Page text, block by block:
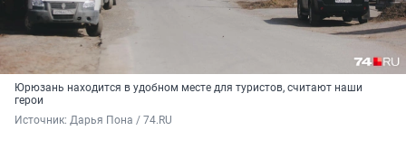
Юрюзань находится в удобном месте для туристов, считают наши
герои
Источник: Дарья Пона / 74.RU